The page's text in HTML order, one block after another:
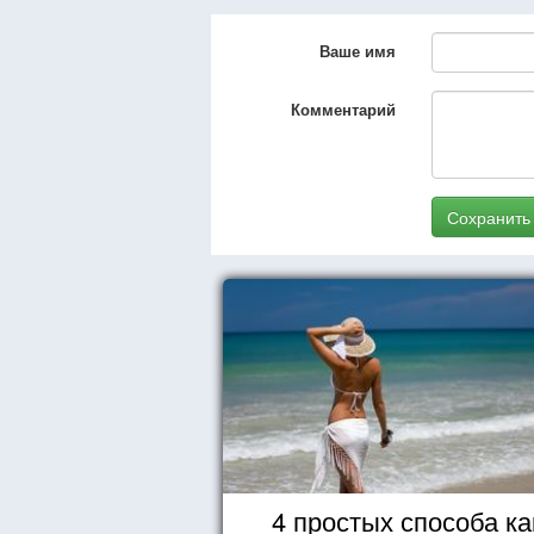
Ваше имя
Комментарий
Сохранить
4 простых способа